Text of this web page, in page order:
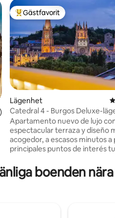
betyg, 151
Populär gästfavorit
Gästfavorit
Lägenhet
Catedral 4 - Burgos Deluxe-
Apartamento nuevo de lujo
espectacular terraza y diseño
acogedor, a escasos minutos a
principales puntos de interés
habitaciones, una con cama de
cm y dos con cama nido (cama
TV de 55” y cocina
boenden